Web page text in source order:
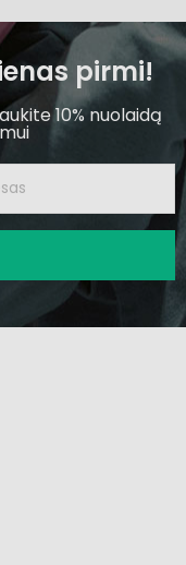
pirmi!
10% nuolaidą